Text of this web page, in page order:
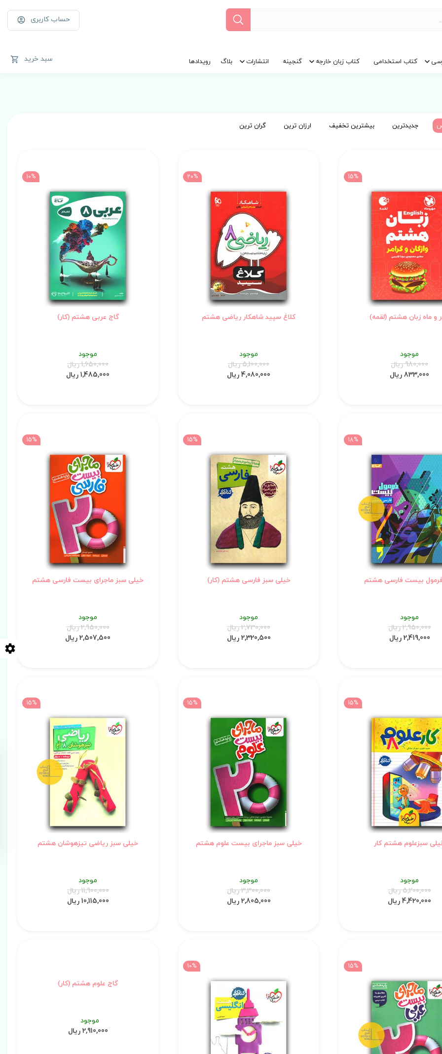
حساب کاربری
کتاب استخدامی کتاب زبان خارجه گنجینه انتشارات بلاگ رویدادها سبد خرید
جدیدترین بیشترین تخفیف ارزان ترین گران ترین
15%
و ماه زبان هشتم (لقمه)
موجود
980,000 ریال
833,000 ریال
20%
کلاغ سپید شاهکار ریاضی هشتم
موجود
5,100,000 ریال
4,080,000 ریال
10%
گاج عربی هشتم (کار)
موجود
1,650,000 ریال
1,485,000 ریال
18%
بیست فارسی هشتم
موجود
2,950,000 ریال
2,419,000 ریال
15%
خیلی سبز فارسی هشتم (کار)
موجود
2,730,000 ریال
2,320,500 ریال
15%
خیلی سبز ماجرای بیست فارسی هشتم
موجود
2,950,000 ریال
2,507,500 ریال
15%
سبزعلوم هشتم کار
موجود
5,200,000 ریال
4,420,000 ریال
15%
خیلی سبز ماجرای بیست علوم هشتم
موجود
3,300,000 ریال
2,805,000 ریال
15%
خیلی سبز ریاضی تیزهوشان هشتم
موجود
11,900,000 ریال
10,115,000 ریال
15%
10%
گاج علوم هشتم (کار)
موجود
2,910,000 ریال